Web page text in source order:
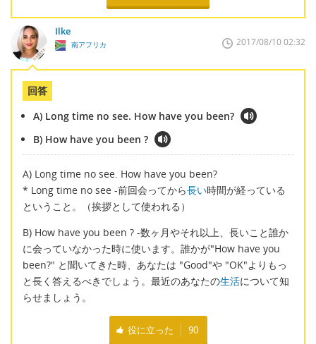
Ilke
南アフリカ 2017/08/10 02:32
回答
A) Long time no see. How have you been?
B) How have you been ?
A) Long time no see. How have you been?
* Long time no see -前回会ってから長い時間が経っている
ということ。（挨拶として使われる）
B) How have you been ? -数ヶ月やそれ以上、長いこと誰か
に会っていなかった時に使います。誰かが"How have you
been?" と聞いてきた時、あなたは "Good"や "OK"よりもっ
と長く答えるべきでしょう。最近のあなたの生活について知
らせましょう。
役に立った 90